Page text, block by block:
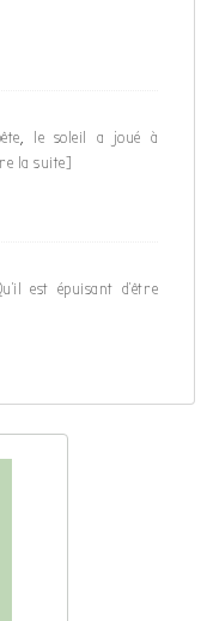
le soleil a joué à
la suite]
est épuisant d’être